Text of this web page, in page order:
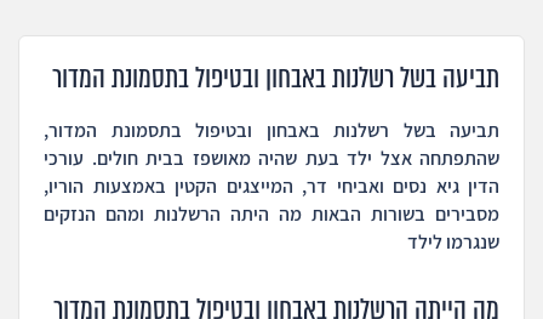
תביעה בשל רשלנות באבחון ובטיפול בתסמונת המדור
תביעה בשל רשלנות באבחון ובטיפול בתסמונת המדור,
שהתפתחה אצל ילד בעת שהיה מאושפז בבית חולים. עורכי
הדין גיא נסים ואביחי דר, המייצגים הקטין באמצעות הוריו,
מסבירים בשורות הבאות מה היתה הרשלנות ומהם הנזקים
שנגרמו לילד
מה הייתה הרשלנות באבחון ובטיפול בתסמונת המדור